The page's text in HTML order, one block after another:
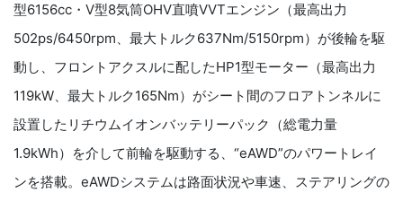
型6156cc・V型8気筒OHV直噴VVTエンジン（最高出力
502ps/6450rpm、最大トルク637Nm/5150rpm）が後輪を駆
動し、フロントアクスルに配したHP1型モーター（最高出力
119kW、最大トルク165Nm）がシート間のフロアトンネルに
設置したリチウムイオンバッテリーパック（総電力量
1.9kWh）を介して前輪を駆動する、“eAWD”のパワートレイ
ンを搭載。eAWDシステムは路面状況や車速、ステアリングの